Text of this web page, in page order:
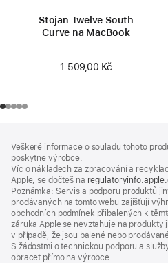
Stojan Twelve South
Curve na MacBook
1 509,00 Kč
Veškeré informace o souladu tohoto
poskytne výrobce.
Víc o nákladech za zpracování a
Apple, se dočteš na
Poznámka: Servis a podporu produktů
prodávaných na tomto webu zajišťují
obchodních podmínek přibalených k
záruka Apple se nevztahuje na produkty
v případě, že jsou balené nebo
S žádostmi o technickou podporu a
obracet přímo na výrobce.